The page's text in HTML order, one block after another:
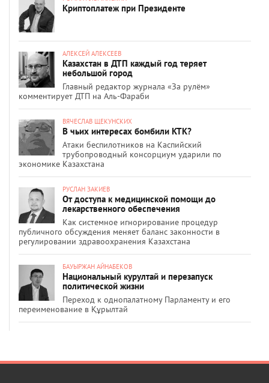
Криптоплатеж при Президенте
АЛЕКСЕЙ АЛЕКСЕЕВ
Казахстан в ДТП каждый год теряет
небольшой город
Главный редактор журнала «За рулём»
комментирует ДТП на Аль-Фараби
ВЯЧЕСЛАВ ЩЕКУНСКИХ
В чьих интересах бомбили КТК?
Атаки беспилотников на Каспийский
трубопроводный консорциум ударили по
экономике Казахстана
РУСЛАН ЗАКИЕВ
От доступа к медицинской помощи до
лекарственного обеспечения
Как системное игнорирование процедур
публичного обсуждения меняет баланс законности в
регулировании здравоохранения Казахстана
БАУЫРЖАН АЙНАБЕКОВ
Национальный курултай и перезапуск
политической жизни
Переход к однопалатному Парламенту и его
переименование в Құрылтай